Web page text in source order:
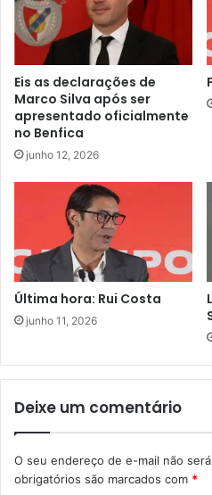
Eis as declarações de
Marco Silva após ser
apresentado oficialmente
no Benfica
junho 12, 2026
Última hora: Rui Costa
junho 11, 2026
Deixe um comentário
O seu endereço de e-mail não
obrigatórios são marcados com *